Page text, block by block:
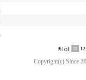
11 12
Copyright(c) Since